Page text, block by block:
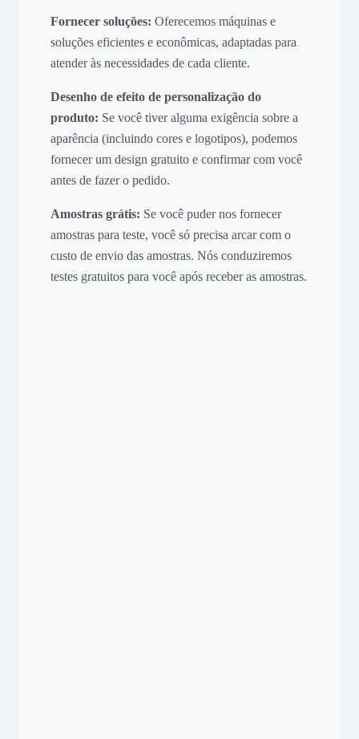
Fornecer soluções: Oferecemos máquinas e
soluções eficientes e econômicas, adaptadas para
atender às necessidades de cada cliente.
Desenho de efeito de personalização do
produto: Se você tiver alguma exigência sobre a
aparência (incluindo cores e logotipos), podemos
fornecer um design gratuito e confirmar com você
antes de fazer o pedido.
Amostras grátis: Se você puder nos fornecer
amostras para teste, você só precisa arcar com o
custo de envio das amostras. Nós conduziremos
testes gratuitos para você após receber as amostras.